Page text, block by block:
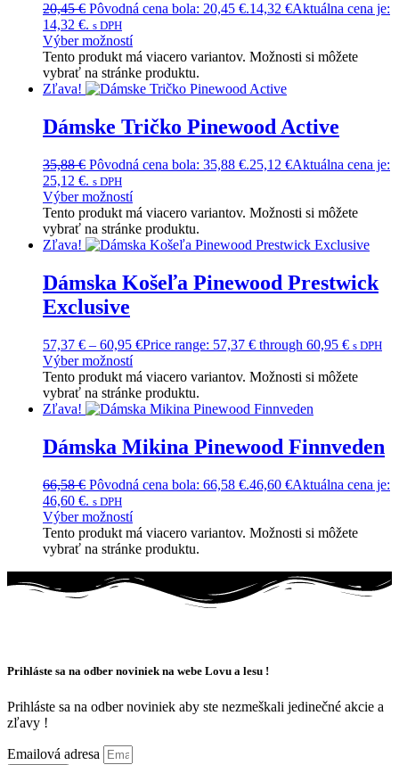
20,45€ Pôvodná cena bola: 20,45 €.14,32 €Aktuálna cena je:
14,32 €. s DPH
Výber možností
Tento produkt má viacero variantov. Možnosti si môžete
vybrať na stránke produktu.
Zľava!
Dámske Tričko Pinewood Active
35,88€ Pôvodná cena bola: 35,88 €.25,12 €Aktuálna cena je:
25,12 €. s DPH
Výber možností
Tento produkt má viacero variantov. Možnosti si môžete
vybrať na stránke produktu.
Zľava!
Dámska Košeľa Pinewood Prestwick
Exclusive
57,37 € – 60,95 €Price range: 57,37 € through 60,95 € s DPH
Výber možností
Tento produkt má viacero variantov. Možnosti si môžete
vybrať na stránke produktu.
Zľava!
Dámska Mikina Pinewood Finnveden
66,58€ Pôvodná cena bola: 66,58 €.46,60 €Aktuálna cena je:
46,60 €. s DPH
Výber možností
Tento produkt má viacero variantov. Možnosti si môžete
vybrať na stránke produktu.
Prihláste sa na odber noviniek na webe Lovu a lesu !
Prihláste sa na odber noviniek aby ste nezmeškali jedinečné akcie a
zľavy !
Emailová adresa